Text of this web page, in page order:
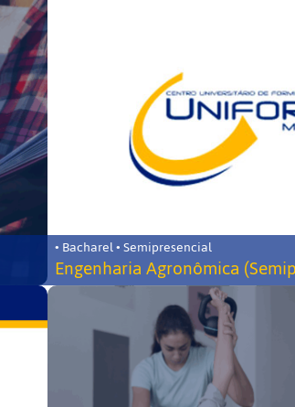
• Bacharel • Semipresencial
Engenharia Agronômica